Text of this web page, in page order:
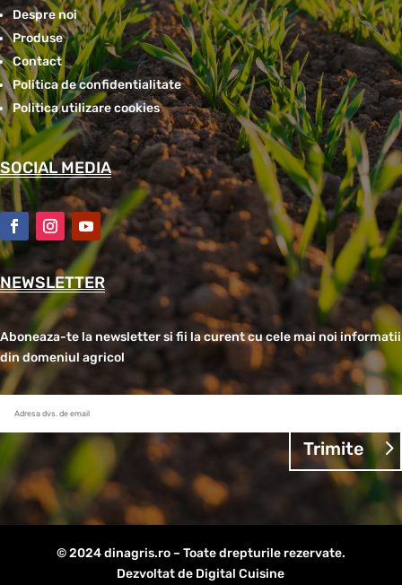
Despre noi
Produse
Contact
Politica de confidentialitate
Politica utilizare cookies
SOCIAL MEDIA
NEWSLETTER
Aboneaza-te la newsletter si fii la curent cu cele mai noi informatii
din domeniul agricol
Trimite
© 2024 dinagris.ro – Toate drepturile rezervate.
Dezvoltat de Digital Cuisine